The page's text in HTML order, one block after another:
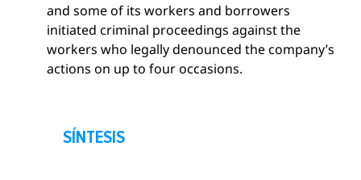
and some of its workers and borrowers
initiated criminal proceedings against the
workers who legally denounced the company’s
actions on up to four occasions.
SÍNTESIS